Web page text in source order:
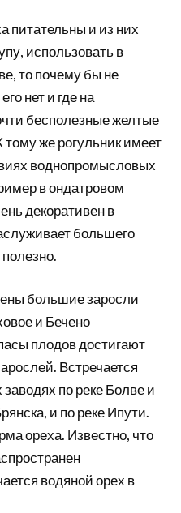
питательны и из них
использовать в
то почему бы не
нет и где на
бесполезные желтые
же рогульник имеет
воднопромысловых
в ондатровом
декоративен в
большего
большие заросли
и Бечено
плодов достигают
Встречается
по реке Болве и
и по реке Ипути.
ореха. Известно, что
водяной орех в